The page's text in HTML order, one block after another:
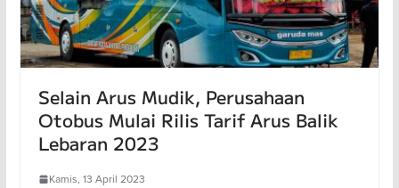
Selain Arus Mudik, Perusahaan
Otobus Mulai Rilis Tarif Arus Balik
Lebaran 2023
Kamis, 13 April 2023